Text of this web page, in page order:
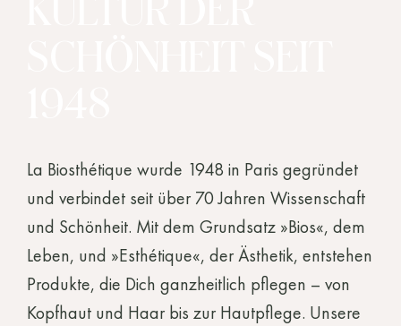
La Biosthétique wurde 1948 in Paris gegründet
und verbindet seit über 70 Jahren Wissenschaft
und Schönheit. Mit dem Grundsatz »Bios«, dem
Leben, und »Esthétique«, der Ästhetik, entstehen
Produkte, die Dich ganzheitlich pflegen – von
Kopfhaut und Haar bis zur Hautpflege. Unsere